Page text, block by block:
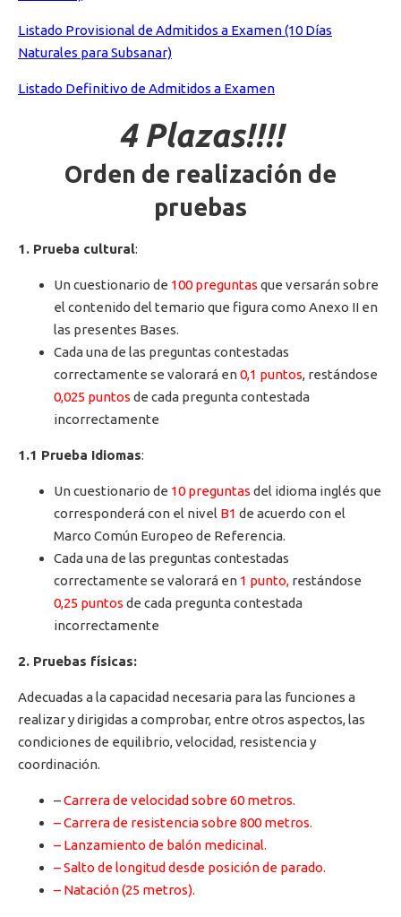
Listado Provisional de Admitidos a Examen (10 Días
Naturales para Subsanar)
Listado Definitivo de Admitidos a Examen
4 Plazas!!!!
Orden de realización de
pruebas
1. Prueba cultural:
Un cuestionario de 100 preguntas que versarán sobre
el contenido del temario que figura como Anexo II en
las presentes Bases.
Cada una de las preguntas contestadas
correctamente se valorará en0,1 puntos, restándose
0,025 puntos de cada pregunta contestada
incorrectamente
1.1 Prueba Idiomas:
Un cuestionario de 10 preguntas del idioma inglés que
corresponderá con el nivel B1 de acuerdo con el
Marco Común Europeo de Referencia.
Cada una de las preguntas contestadas
correctamente se valorará en 1 punto, restándose
0,25 puntos de cada pregunta contestada
incorrectamente
2. Pruebas físicas:
Adecuadas a la capacidad necesaria para las funciones a
realizar y dirigidas a comprobar, entre otros aspectos, las
condiciones de equilibrio, velocidad, resistencia y
coordinación.
–Carrera de velocidad sobre 60 metros.
– Carrera de resistencia sobre 800 metros.
– Lanzamiento de balón medicinal.
– Salto de longitud desde posición de parado.
– Natación (25 metros).